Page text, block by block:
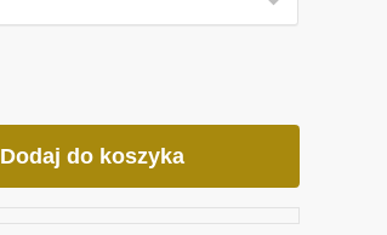
Dodaj do koszyka